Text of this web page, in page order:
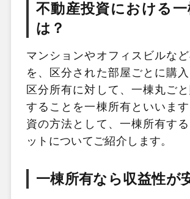
不動産投資における一
は？
マンションやオフィスビルな
を、区分された部屋ごとに購
区分所有に対して、一棟丸ご
することを一棟所有といいま
資の方法として、一棟所有す
ットについてご紹介します。
一棟所有なら収益性が